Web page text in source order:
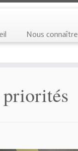
Nous connaître
priorités